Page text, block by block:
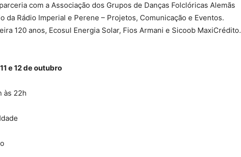
com a Associação dos Grupos de Danças Folclóricas Alemãs
da Rádio Imperial e Perene – Projetos, Comunicação e Eventos.
120 anos, Ecosul Energia Solar, Fios Armani e Sicoob MaxiCrédito.
e 12 de outubro
às 22h